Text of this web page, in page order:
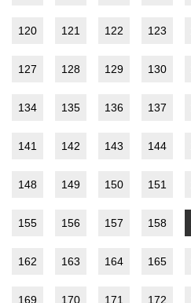
120 121 122 123
127 128 129 130
134 135 136 137
141 142 143 144
148 149 150 151
155 156 157 158
162 163 164 165
169 170 171 172